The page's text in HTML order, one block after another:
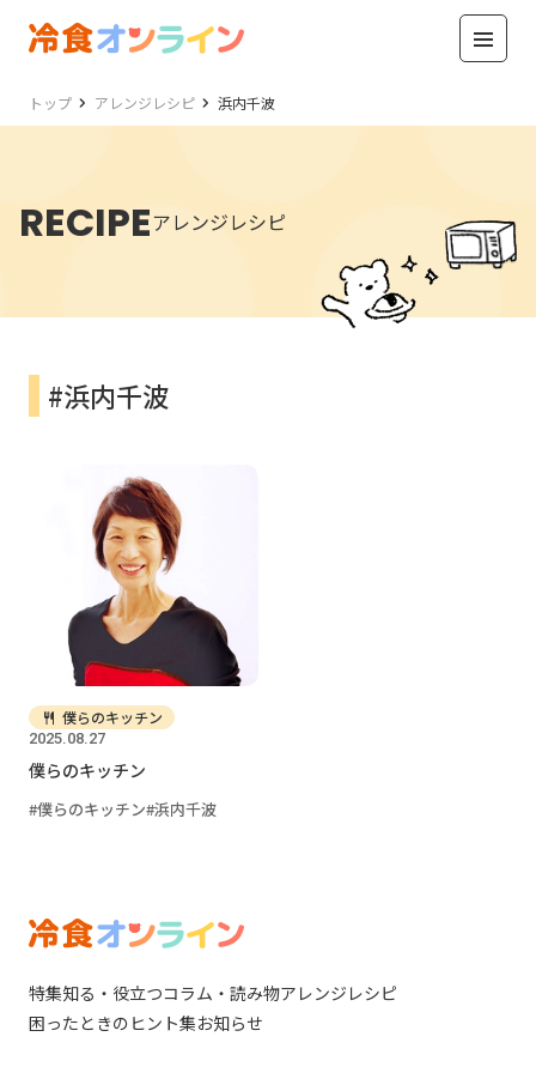
トップ アレンジレシピ 浜内千波
RECIPEアレンジレシピ
#浜内千波
2025.08.27
僕らのキッチン
僕らのキッチン
僕らのキッチン 浜内千波
特集知る・役立つコラム・読み物アレンジレシピ
困ったときのヒント集お知らせ